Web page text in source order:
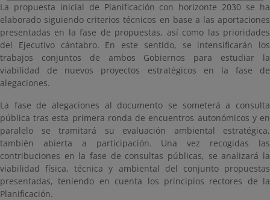
La propuesta inicial de Planificación con horizonte 2030 se ha
elaborado siguiendo criterios técnicos en base a las aportaciones
presentadas en la fase de propuestas, así como las prioridades
del Ejecutivo cántabro. En este sentido, se intensificarán los
trabajos conjuntos de ambos Gobiernos para estudiar la
viabilidad de nuevos proyectos estratégicos en la fase de
alegaciones.
La fase de alegaciones al documento se someterá a consulta
pública tras esta primera ronda de encuentros autonómicos y en
paralelo se tramitará su evaluación ambiental estratégica,
también abierta a participación. Una vez recogidas las
contribuciones en la fase de consultas públicas, se analizará la
viabilidad física, técnica y ambiental del conjunto propuestas
presentadas, teniendo en cuenta los principios rectores de la
Planificación.